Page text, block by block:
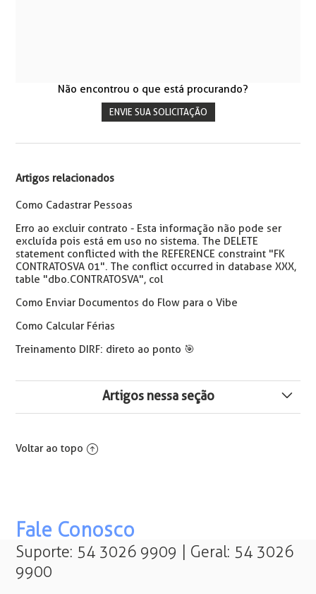
Não encontrou o que está procurando?
ENVIE SUA SOLICITAÇÃO
Artigos relacionados
Como Cadastrar Pessoas
Erro ao excluir contrato - Esta informação não pode ser
excluída pois está em uso no sistema. The DELETE
statement conflicted with the REFERENCE constraint "FK
CONTRATOSVA 01". The conflict occurred in database XXX,
table "dbo.CONTRATOSVA", col
Como Enviar Documentos do Flow para o Vibe
Como Calcular Férias
Treinamento DIRF: direto ao ponto 🎯
Artigos nessa seção
excluída pois está em uso no sistema. The DELETE
statement conflicted with the REFERENCE constraint "FK
CONTRATOSVA 01". The conflict occurred in database
XXX, table "dbo.CONTRATOSVA", col
Voltar ao topo
Fale Conosco
Suporte: 54 3026 9909 | Geral: 54 3026
9900